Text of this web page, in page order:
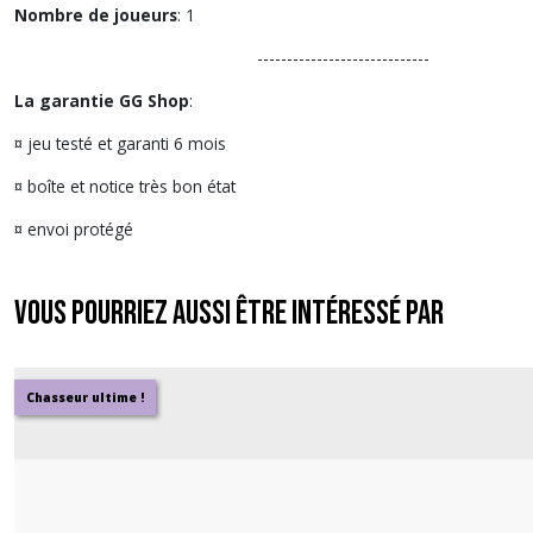
Nombre de joueurs: 1
-----------------------------
La garantie GG Shop:
¤ jeu testé et garanti 6 mois
¤ boîte et notice très bon état
¤ envoi protégé
Vous pourriez aussi être intéressé par
Chasseur ultime !